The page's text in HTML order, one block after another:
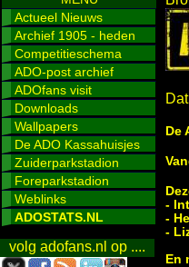
Actueel Nieuws
Archief 1905 - heden
Competitieschema
ADO-post archief
ADOfans visit
Downloads
Wallpapers
De ADO Kassahuisjes
Zuiderparkstadion
Foreparkstadion
Weblinks
ADOSTATS.NL
volg adofans.nl op ....
De
-
-
-
En